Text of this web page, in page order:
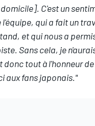
C'est un
l'équipe, qui a fait un
et qui nous a
Sans cela, je
donc tout à l'honneur
aux fans japonais."